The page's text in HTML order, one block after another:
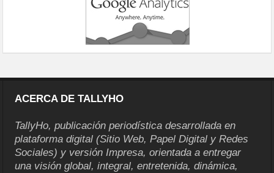
ACERCA DE TALLYHO
TallyHo, publicación periodística desarrollada en
plataforma digital (Sitio Web, Papel Digital y Redes
Sociales) y versión Impresa, orientada a entregar
una visión global, integral, entretenida, dinámica,